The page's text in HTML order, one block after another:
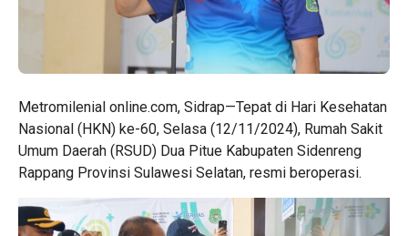
Metromilenial online.com, Sidrap—Tepat di Hari Kesehatan
Nasional (HKN) ke-60, Selasa (12/11/2024), Rumah Sakit
Umum Daerah (RSUD) Dua Pitue Kabupaten Sidenreng
Rappang Provinsi Sulawesi Selatan, resmi beroperasi.